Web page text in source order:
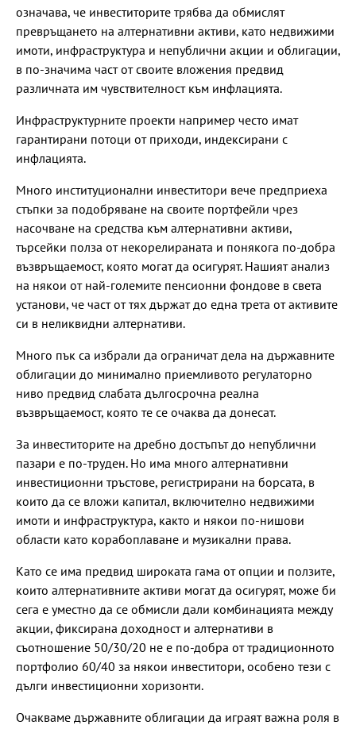
означава, че инвеститорите трябва да обмислят
превръщането на алтернативни активи, като недвижими
имоти, инфраструктура и непублични акции и облигации,
в по-значима част от своите вложения предвид
различната им чувствителност към инфлацията.
Инфраструктурните проекти например често имат
гарантирани потоци от приходи, индексирани с
инфлацията.
Много институционални инвеститори вече предприеха
стъпки за подобряване на своите портфейли чрез
насочване на средства към алтернативни активи,
търсейки полза от некорелираната и понякога по-добра
възвръщаемост, която могат да осигурят. Нашият анализ
на някои от най-големите пенсионни фондове в света
установи, че част от тях държат до една трета от активите
си в неликвидни алтернативи.
Много пък са избрали да ограничат дела на държавните
облигации до минимално приемливото регулаторно
ниво предвид слабата дългосрочна реална
възвръщаемост, която те се очаква да донесат.
За инвеститорите на дребно достъпът до непублични
пазари е по-труден. Но има много алтернативни
инвестиционни тръстове, регистрирани на борсата, в
които да се вложи капитал, включително недвижими
имоти и инфраструктура, както и някои по-нишови
области като корабоплаване и музикални права.
Като се има предвид широката гама от опции и ползите,
които алтернативните активи могат да осигурят, може би
сега е уместно да се обмисли дали комбинацията между
акции, фиксирана доходност и алтернативи в
съотношение 50/30/20 не е по-добра от традиционното
портфолио 60/40 за някои инвеститори, особено тези с
дълги инвестиционни хоризонти.
Очакваме държавните облигации да играят важна роля в